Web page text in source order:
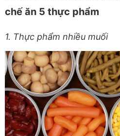
chế ăn 5 thực phẩm
1. Thực phẩm nhiều muối